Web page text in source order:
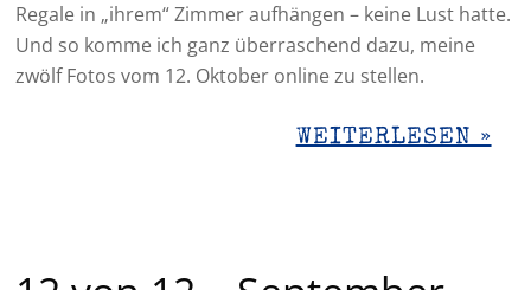
Regale in „ihrem“ Zimmer aufhängen – keine Lust hatte.
Und so komme ich ganz überraschend dazu, meine
zwölf Fotos vom 12. Oktober online zu stellen.
WEITERLESEN »